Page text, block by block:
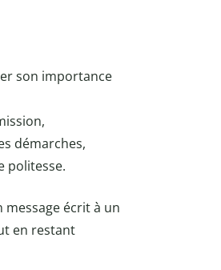
son importance
démarches,
politesse.
écrit à un
en restant